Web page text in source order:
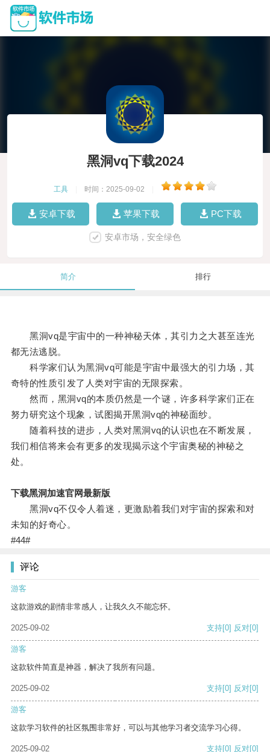
黑洞vq下载2024
工具 时间：2025-09-02
安卓下载 苹果下载 PC下载
安卓市场，安全绿色
简介 排行
黑洞vq是宇宙中的一种神秘天体，其引力之大甚至连光
都无法逃脱。
科学家们认为黑洞vq可能是宇宙中最强大的引力场，其
奇特的性质引发了人类对宇宙的无限探索。
然而，黑洞vq的本质仍然是一个谜，许多科学家们正在
努力研究这个现象，试图揭开黑洞vq的神秘面纱。
随着科技的进步，人类对黑洞vq的认识也在不断发展，
我们相信将来会有更多的发现揭示这个宇宙奥秘的神秘之
处。
下载黑洞加速官网最新版
黑洞vq不仅令人着迷，更激励着我们对宇宙的探索和对
未知的好奇心。
#44#
评论
游客
这款游戏的剧情非常感人，让我久久不能忘怀。
2025-09-02 支持[0] 反对[0]
游客
这款软件简直是神器，解决了我所有问题。
2025-09-02 支持[0] 反对[0]
游客
这款学习软件的社区氛围非常好，可以与其他学习者交流学习心得。
2025-09-02 支持[0] 反对[0]